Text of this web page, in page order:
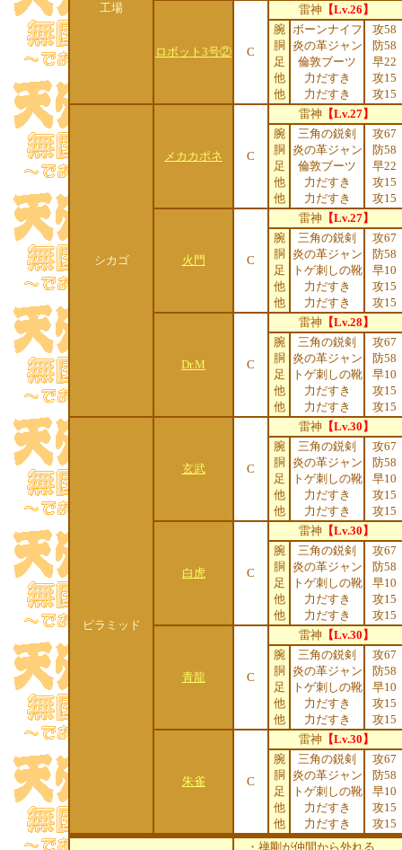
工場
ロボット3号② C
雷神 【Lv.26】
腕
胴
足
他
他
ボーンナイフ
炎の革ジャン
倫敦ブーツ
力だすき
力だすき
攻58
防58
早22
攻15
攻15
シカゴ
メカカポネ C
雷神 【Lv.27】
腕
胴
足
他
他
三角の鋭剣
炎の革ジャン
倫敦ブーツ
力だすき
力だすき
攻67
防58
早22
攻15
攻15
火門 C
雷神 【Lv.27】
腕
胴
足
他
他
三角の鋭剣
炎の革ジャン
トゲ刺しの靴
力だすき
力だすき
攻67
防58
早10
攻15
攻15
Dr.M C
雷神 【Lv.28】
腕
胴
足
他
他
三角の鋭剣
炎の革ジャン
トゲ刺しの靴
力だすき
力だすき
攻67
防58
早10
攻15
攻15
ピラミッド
玄武 C
雷神 【Lv.30】
腕
胴
足
他
他
三角の鋭剣
炎の革ジャン
トゲ刺しの靴
力だすき
力だすき
攻67
防58
早10
攻15
攻15
白虎 C
雷神 【Lv.30】
腕
胴
足
他
他
三角の鋭剣
炎の革ジャン
トゲ刺しの靴
力だすき
力だすき
攻67
防58
早10
攻15
攻15
青龍 C
雷神 【Lv.30】
腕
胴
足
他
他
三角の鋭剣
炎の革ジャン
トゲ刺しの靴
力だすき
力だすき
攻67
防58
早10
攻15
攻15
朱雀 C
雷神 【Lv.30】
腕
胴
足
他
他
三角の鋭剣
炎の革ジャン
トゲ刺しの靴
力だすき
力だすき
攻67
防58
早10
攻15
攻15
・禅剛が仲間から外れる